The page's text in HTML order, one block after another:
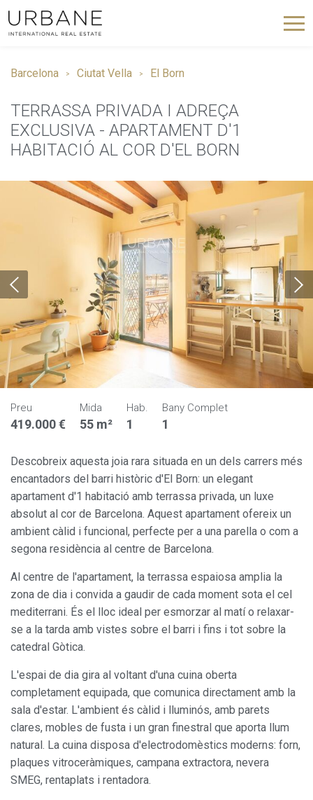
Barcelona Ciutat Vella El Born
TERRASSA PRIVADA I ADREÇA
EXCLUSIVA - APARTAMENT D'1
HABITACIÓ AL COR D'EL BORN
Preu
419.000 €
Mida
55 m²
Hab.
1
Bany Complet
1
Descobreix aquesta joia rara situada en un dels carrers més
encantadors del barri històric d'El Born: un elegant
apartament d'1 habitació amb terrassa privada, un luxe
absolut al cor de Barcelona. Aquest apartament ofereix un
ambient càlid i funcional, perfecte per a una parella o com a
segona residència al centre de Barcelona.
Al centre de l'apartament, la terrassa espaiosa amplia la
zona de dia i convida a gaudir de cada moment sota el cel
mediterrani. És el lloc ideal per esmorzar al matí o relaxar-
se a la tarda amb vistes sobre el barri i fins i tot sobre la
catedral Gòtica.
L'espai de dia gira al voltant d'una cuina oberta
completament equipada, que comunica directament amb la
sala d'estar. L'ambient és càlid i lluminós, amb parets
clares, mobles de fusta i un gran finestral que aporta llum
natural. La cuina disposa d'electrodomèstics moderns: forn,
plaques vitroceràmiques, campana extractora, nevera
SMEG, rentaplats i rentadora.